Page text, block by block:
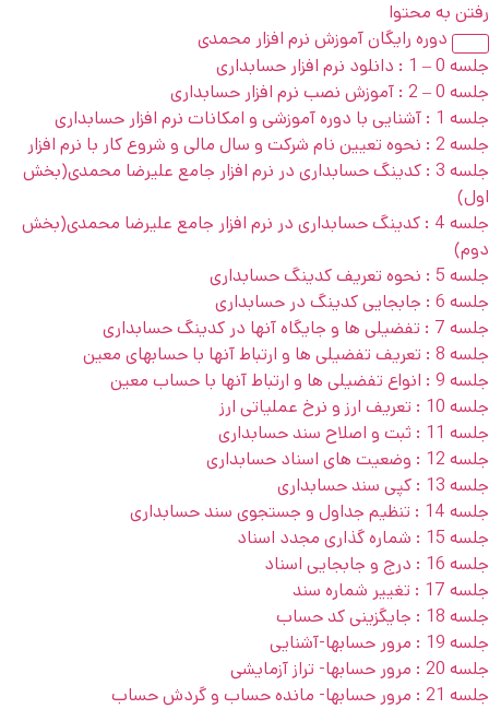
رفتن به محتوا
دوره رایگان آموزش نرم افزار محمدی
جلسه 0 – 1 : دانلود نرم افزار حسابداری
جلسه 0 – 2 : آموزش نصب نرم افزار حسابداری
جلسه 1 : آشنایی با دوره آموزشی و امکانات نرم افزار حسابداری
جلسه 2 : نحوه تعیین نام شرکت و سال مالی و شروع کار با نرم افزار
جلسه 3 : کدینگ حسابداری در نرم افزار جامع علیرضا محمدی(بخش
اول)
جلسه 4 : کدینگ حسابداری در نرم افزار جامع علیرضا محمدی(بخش
دوم)
جلسه 5 : نحوه تعریف کدینگ حسابداری
جلسه 6 : جابجایی کدینگ در حسابداری
جلسه 7 : تفضیلی ها و جایگاه آنها در کدینگ حسابداری
جلسه 8 : تعریف تفضیلی ها و ارتباط آنها با حسابهای معین
جلسه 9 : انواع تفضیلی ها و ارتباط آنها با حساب معین
جلسه 10 : تعریف ارز و نرخ عملیاتی ارز
جلسه 11 : ثبت و اصلاح سند حسابداری
جلسه 12 : وضعیت های اسناد حسابداری
جلسه 13 : کپی سند حسابداری
جلسه 14 : تنظیم جداول و جستجوی سند حسابداری
جلسه 15 : شماره گذاری مجدد اسناد
جلسه 16 : درج و جابجایی اسناد
جلسه 17 : تغییر شماره سند
جلسه 18 : جایگزینی کد حساب
جلسه 19 : مرور حسابها-آشنایی
جلسه 20 : مرور حسابها- تراز آزمایشی
جلسه 21 : مرور حسابها- مانده حساب و گردش حساب